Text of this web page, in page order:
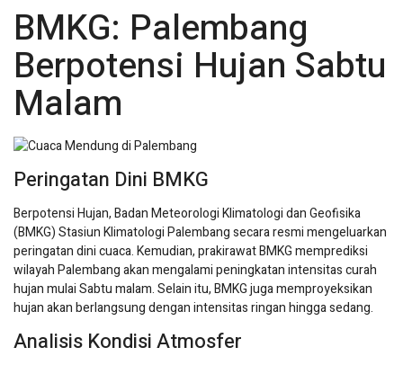
BMKG: Palembang
Berpotensi Hujan Sabtu
Malam
Peringatan Dini BMKG
Berpotensi Hujan, Badan Meteorologi Klimatologi dan Geofisika
(BMKG) Stasiun Klimatologi Palembang secara resmi mengeluarkan
peringatan dini cuaca. Kemudian, prakirawat BMKG memprediksi
wilayah Palembang akan mengalami peningkatan intensitas curah
hujan mulai Sabtu malam. Selain itu, BMKG juga memproyeksikan
hujan akan berlangsung dengan intensitas ringan hingga sedang.
Analisis Kondisi Atmosfer